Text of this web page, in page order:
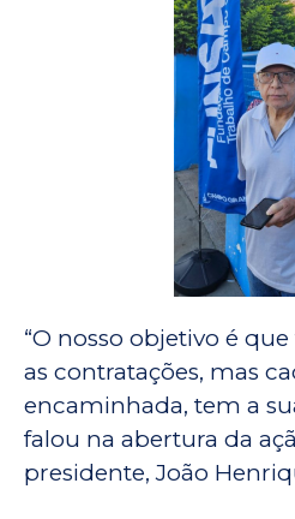
“O nosso objetivo é
as contratações, mas
encaminhada, tem a
falou na abertura da
presidente, João